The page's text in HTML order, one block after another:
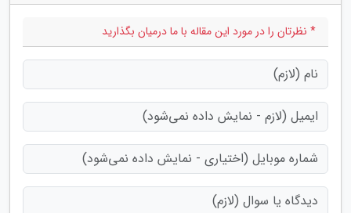
* نظرتان را در مورد این مقاله با ما درمیان بگذارید